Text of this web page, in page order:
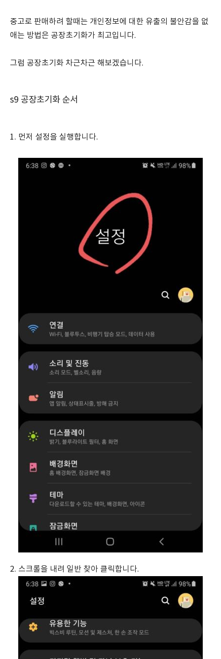
중고로 판매하려 할때는 개인정보에 대한 유출의 불안감을 없
애는 방법은 공장초기화가 최고입니다.
그럼 공장초기화 차근차근 해보겠습니다.
s9 공장초기화 순서
1. 먼저 설정을 실행합니다.
2. 스크롤을 내려 일반 찾아 클릭합니다.